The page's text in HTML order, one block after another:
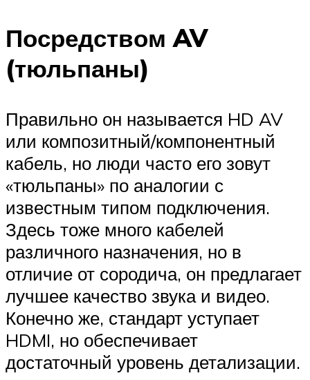
Посредством AV
(тюльпаны)
Правильно он называется HD AV
или композитный/компонентный
кабель, но люди часто его зовут
«тюльпаны» по аналогии с
известным типом подключения.
Здесь тоже много кабелей
различного назначения, но в
отличие от сородича, он предлагает
лучшее качество звука и видео.
Конечно же, стандарт уступает
HDMI, но обеспечивает
достаточный уровень детализации.